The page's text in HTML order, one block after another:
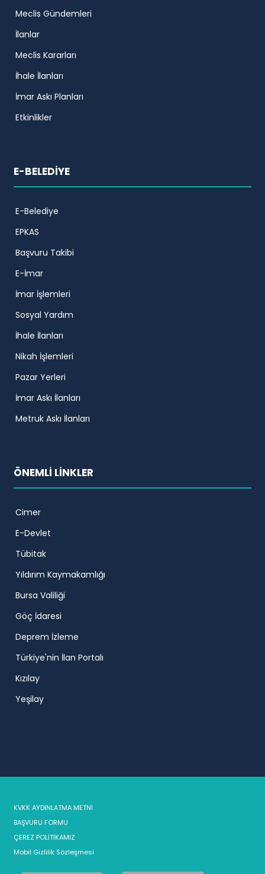
Meclis Gündemleri
İlanlar
Meclis Kararları
İhale İlanları
İmar Askı Planları
Etkinlikler
E-BELEDİYE
E-Belediye
EPKAS
Başvuru Takibi
E-İmar
İmar İşlemleri
Sosyal Yardım
İhale İlanları
Nikah İşlemleri
Pazar Yerleri
İmar Askı İlanları
Metruk Askı İlanları
ÖNEMLİ LİNKLER
Cimer
E-Devlet
Tübitak
Yıldırım Kaymakamlığı
Bursa Valiliği
Göç İdaresi
Deprem İzleme
Türkiye'nin İlan Portalı
Kızılay
Yeşilay
KVKK AYDINLATMA METNİ
BAŞVURU FORMU
ÇEREZ POLİTİKAMIZ
Mobil Gizlilik Sözleşmesi